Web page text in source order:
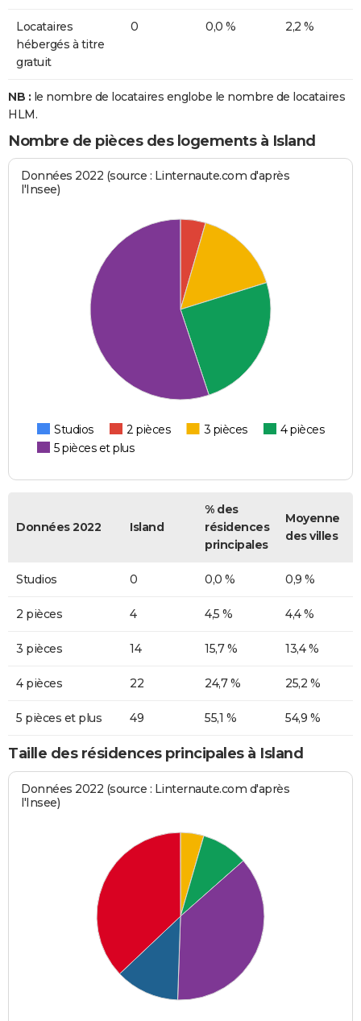
Locataires
hébergés à titre
gratuit
0 0,0 % 2,2 %
NB : le nombre de locataires englobe le nombre de locataires
HLM.
Nombre de pièces des logements à Island
Données 2022 (source : Linternaute.com d'après
l'Insee)
Studios 2 pièces 3 pièces
4 pièces
5 pièces et plus
Données 2022 Island
% des
résidences
principales
Moyenne
des villes
Studios 0 0,0 % 0,9 %
2 pièces 4 4,5 % 4,4 %
3 pièces 14 15,7 % 13,4 %
4 pièces 22 24,7 % 25,2 %
5 pièces et plus 49 55,1 % 54,9 %
Taille des résidences principales à Island
Données 2022 (source : Linternaute.com d'après
l'Insee)